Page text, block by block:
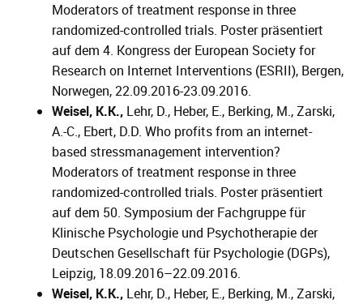
Moderators of treatment response in three
randomized-controlled trials. Poster präsentiert
auf dem 4. Kongress der European Society for
Research on Internet Interventions (ESRII), Bergen,
Norwegen, 22.09.2016-23.09.2016.
Weisel, K.K., Lehr, D., Heber, E., Berking, M., Zarski,
A.-C., Ebert, D.D. Who profits from an internet-
based stressmanagement intervention?
Moderators of treatment response in three
randomized-controlled trials. Poster präsentiert
auf dem 50. Symposium der Fachgruppe für
Klinische Psychologie und Psychotherapie der
Deutschen Gesellschaft für Psychologie (DGPs),
Leipzig, 18.09.2016–22.09.2016.
Weisel, K.K., Lehr, D., Heber, E., Berking, M., Zarski,